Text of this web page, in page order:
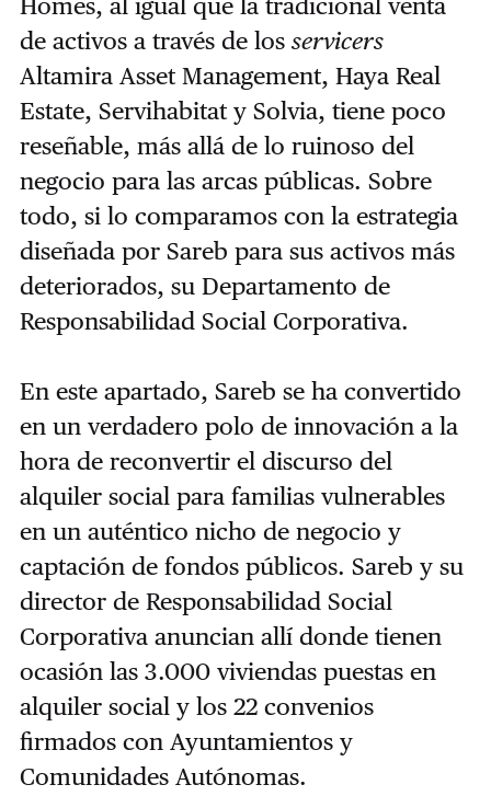
de activos a través de los servicers
Altamira Asset Management, Haya Real
Estate, Servihabitat y Solvia, tiene poco
reseñable, más allá de lo ruinoso del
negocio para las arcas públicas. Sobre
todo, si lo comparamos con la estrategia
diseñada por Sareb para sus activos más
deteriorados, su Departamento de
Responsabilidad Social Corporativa.
En este apartado, Sareb se ha convertido
en un verdadero polo de innovación a la
hora de reconvertir el discurso del
alquiler social para familias vulnerables
en un auténtico nicho de negocio y
captación de fondos públicos. Sareb y su
director de Responsabilidad Social
Corporativa anuncian allí donde tienen
ocasión las 3.000 viviendas puestas en
alquiler social y los 22 convenios
firmados con Ayuntamientos y
Comunidades Autónomas.